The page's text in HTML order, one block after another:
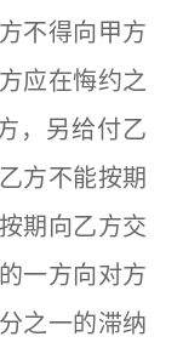
不得向甲方
应在悔约之
，另给付乙
方不能按期
期向乙方交
一方向对方
之一的滞纳